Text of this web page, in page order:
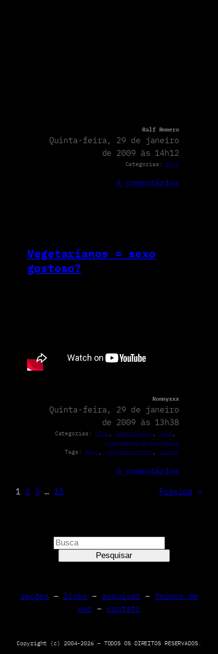
Ralf Romero
Quinta-feira, 29 de janeiro
de 2009 às 14h12
Categorias: Blog
4 comentários
Vegetarianos = sexo
gostoso?
Ronnyxxx
Quinta-feira, 29 de janeiro
de 2009 às 13h38
Categorias: Blog Gastronomia Mulé
Propaganda & Marketing
Tags: Sexo , Vegetarianismo, Vídeos
6 comentários
1 2 3 … 15 Próxima »
P
r
Pesquisar
seções – links – arquivos –termos de
uso – contato
Copyright (c) 2004-2026 – TODOS OS DIREITOS RESERVADOS.